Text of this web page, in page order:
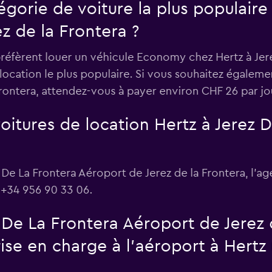
de voiture la plus populaire
de la Frontera ?
louer un véhicule Economy chez Hertz à
le plus populaire. Si vous souhaitez
attendez-vous à payer environ CHF 26 par
de location Hertz à Jerez
La Frontera Aéroport de Jerez de la Frontera,
956 90 33 06.
De La Frontera Aéroport de
en charge à l’aéroport à Hertz